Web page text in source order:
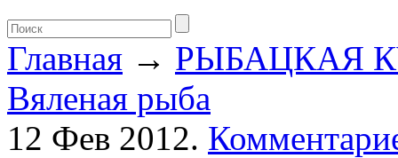
Главная → РЫБАЦКАЯ
Вяленая рыба
12 Фев 2012.